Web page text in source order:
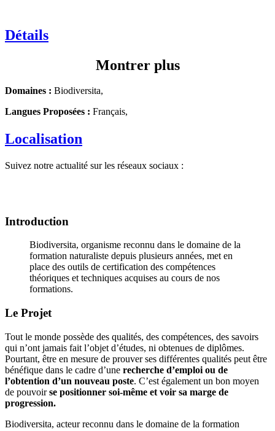
Détails
Montrer plus
Domaines : Biodiversita,
Langues Proposées : Français,
Localisation
Suivez notre actualité sur les réseaux sociaux :
Introduction
Biodiversita, organisme reconnu dans le domaine de la
formation naturaliste depuis plusieurs années, met en
place des outils de certification des compétences
théoriques et techniques acquises au cours de nos
formations.
Le Projet
Tout le monde possède des qualités, des compétences, des savoirs
qui n’ont jamais fait l’objet d’études, ni obtenues de diplômes.
Pourtant, être en mesure de prouver ses différentes qualités peut être
bénéfique dans le cadre d’une recherche d’emploi ou de
l’obtention d’un nouveau poste. C’est également un bon moyen
de pouvoirse positionner soi-même et voir sa marge de
progression.
Biodiversita, acteur reconnu dans le domaine de la formation